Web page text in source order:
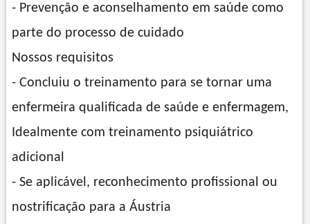
- Prevenção e aconselhamento em saúde como
parte do processo de cuidado
Nossos requisitos
- Concluiu o treinamento para se tornar uma
enfermeira qualificada de saúde e enfermagem,
Idealmente com treinamento psiquiátrico
adicional
- Se aplicável, reconhecimento profissional ou
nostrificação para a Áustria